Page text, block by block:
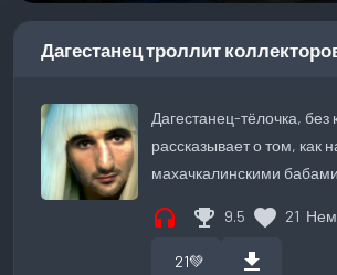
Дагестанец троллит
Дагестанец-тёлочка, без
рассказывает о том, как
махачкалинскими
headphones emoji_events 9.5 favorite 21
21💚 download